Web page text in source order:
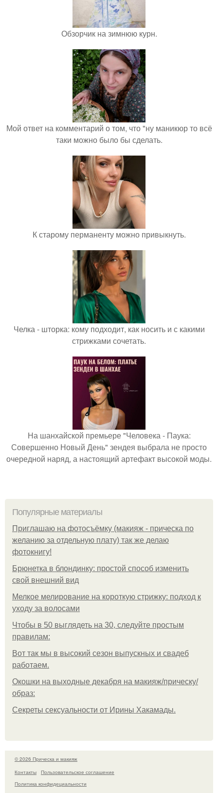
Обзорчик на зимнюю курн.
Мой ответ на комментарий о том, что "ну маникюр то всё
таки можно было бы сделать.
К старому перманенту можно привыкнуть.
Челка - шторка: кому подходит, как носить и с какими
стрижками сочетать.
На шанхайской премьере "Человека - Паука:
Совершенно Новый День" зендея выбрала не просто
очередной наряд, а настоящий артефакт высокой моды.
Популярные материалы
Приглашаю на фотосъёмку (макияж - прическа по
желанию за отдельную плату) так же делаю
фотокнигу!
Брюнетка в блондинку: простой способ изменить
свой внешний вид
Мелкое мелирование на короткую стрижку: подход к
уходу за волосами
Чтобы в 50 выглядеть на 30, следуйте простым
правилам:
Вот так мы в высокий сезон выпускных и свадеб
работаем.
Окошки на выходные декабря на макияж/прическу/
образ:
Секреты сексуальности от Ирины Хакамады.
© 2026 Прическа и макияж
Контакты
Пользовательское соглашение
Политика конфидециальности